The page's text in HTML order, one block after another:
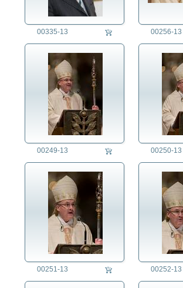
00335-13 00256-13
00249-13 00250-13
00251-13 00252-13